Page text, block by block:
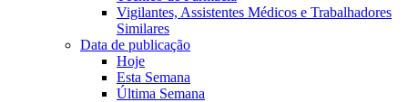
Vigilantes, Assistentes Médicos e Trabalhadores
Similares
Data de publicação
Hoje
Esta Semana
Última Semana